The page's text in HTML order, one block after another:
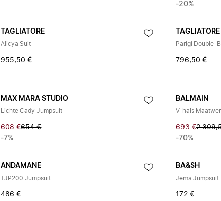
-20%
TAGLIATORE
Alicya Suit
955,50 €
TAGLIATORE
Parigi Double-
796,50 €
MAX MARA STUDIO
Lichte Cady Jumpsuit
608 €654 €
-7%
BALMAIN
V-hals
693 €
-70%
ANDAMANE
TJP200 Jumpsuit
486 €
BA&SH
Jema Jumpsuit
172 €